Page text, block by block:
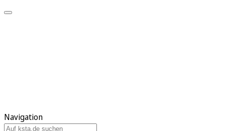
Navigation